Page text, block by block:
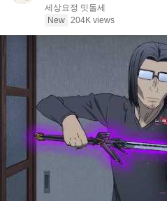
세상요정 밋돌세
New 204K views